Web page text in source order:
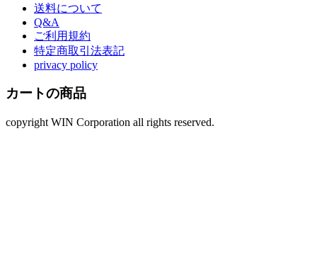
送料について
Q&A
ご利用規約
特定商取引法表記
privacy policy
カートの商品
copyright WIN Corporation all rights reserved.